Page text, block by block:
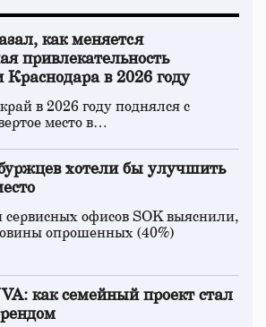
как меняется
привлекательность
в 2026 году
в 2026 году поднялся с
место в…
хотели бы улучшить
сервисных офисов SOK выяснили,
опрошенных (40%)
как семейный проект стал